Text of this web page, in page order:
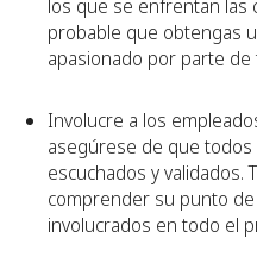
los que se enfrentan las
probable que obtengas
apasionado por parte
Involucre a los
asegúrese de que
escuchados y validados.
comprender su punto
involucrados en todo el